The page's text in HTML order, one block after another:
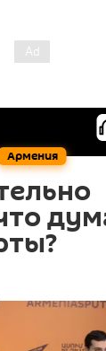
Армения